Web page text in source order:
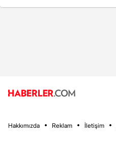
Hakkımızda Reklam İletişim